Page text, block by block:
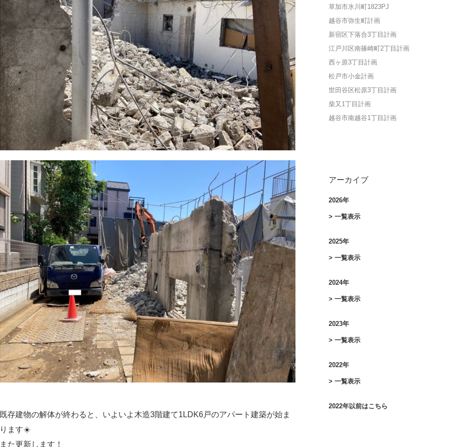
既存建物の解体が終わると、いよいよ木造3階建て1LDK6戸のアパート建築が始ま
ります☀️
また更新します！
草加市氷川町1823PJ
越谷市弥生町計画
新宿区下落合3丁目計画
江戸川区南篠崎町2丁目計画
西ヶ原3丁目計画
松戸市小金計画
世田谷区松原3丁目計画
柴又1丁目計画
越谷市南越谷1丁目計画
アーカイブ
2026年
> 一覧表示
2025年
> 一覧表示
2024年
> 一覧表示
2023年
> 一覧表示
2022年
> 一覧表示
2022年以前はこちら